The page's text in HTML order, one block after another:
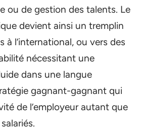
ou de gestion des talents. Le
devient ainsi un tremplin
à l’international, ou vers des
nécessitant une
dans une langue
gagnant-gagnant qui
de l’employeur autant que